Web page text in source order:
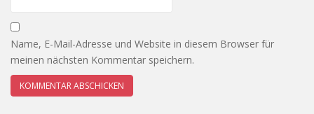
Name, E-Mail-Adresse und Website in diesem Browser für
meinen nächsten Kommentar speichern.